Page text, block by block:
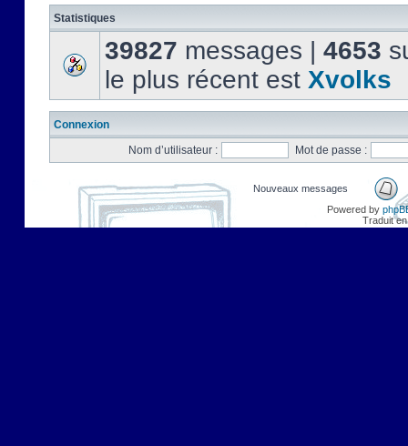
Statistiques
39827 messages | 4653
le plus récent est Xvolks
Connexion
Nom d’utilisateur :
Mot de passe :
Nouveaux messages
Powered by
Traduit